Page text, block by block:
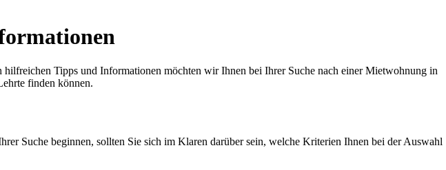
Tipps und Informationen möchten wir Ihnen bei Ihrer Suche nach einer Mietwohnung in
finden können.
Suche beginnen, sollten Sie sich im Klaren darüber sein, welche Kriterien Ihnen bei der Auswahl